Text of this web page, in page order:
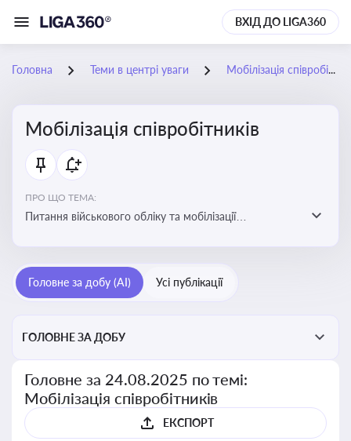
ВХІД ДО LIGA360
Головна Теми в центрі уваги Мобілізація співробітників
Мобілізація співробітників
ПРО ЩО ТЕМА:
Питання військового обліку та мобілізації
Головне за добу (AI) Усі публікації
ГОЛОВНЕ ЗА ДОБУ
Головне за 24.08.2025 по темі:
Мобілізація співробітників
ЕКСПОРТ